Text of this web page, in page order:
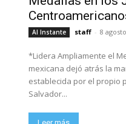
Al Instante staff - 8
*Lidera Ampliamente el Medallero.
mexicana dejó atrás la
establecida por el propio
Salvador...